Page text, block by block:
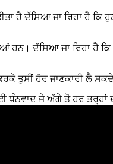
ਹੈ ਦੱਸਿਆ ਜਾ ਰਿਹਾ
ਦੱਸਿਆ ਜਾ ਰਿਹਾ ਹੈ
ਤੁਸੀਂ ਹੋਰ ਜਾਣਕਾਰੀ ਲੈ
ਜੇ ਅੱਗੇ ਤੋ ਹਰ ਤਰ੍ਹਾਂ